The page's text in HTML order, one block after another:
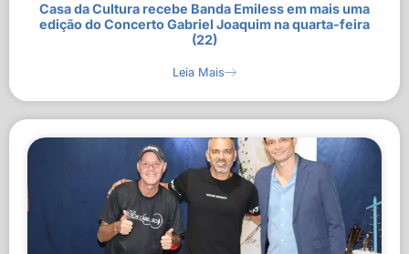
Casa da Cultura recebe Banda Emiless em mais uma
edição do Concerto Gabriel Joaquim na quarta-feira
(22)
Leia Mais